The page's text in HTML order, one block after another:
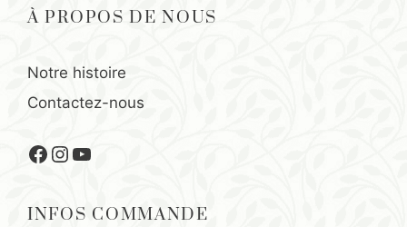
À PROPOS DE NOUS
Notre histoire
Contactez-nous
Facebook
Instagram
YouTube
INFOS COMMANDE